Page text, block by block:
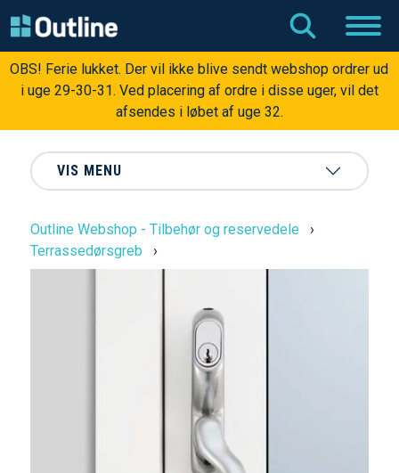
OBS! Ferie lukket. Der vil ikke blive sendt webshop ordrer ud
i uge 29-30-31. Ved placering af ordre i disse uger, vil det
afsendes i løbet af uge 32.
VIS MENU
Outline Webshop - Tilbehør og reservedele
›
Terrassedørsgreb
›